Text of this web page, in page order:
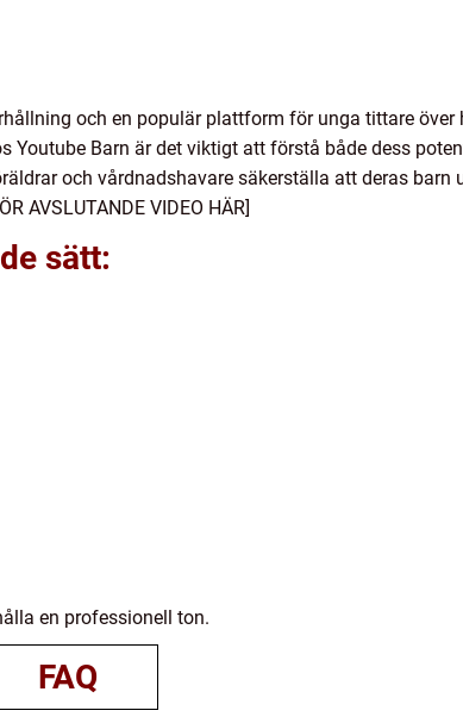
och en populär plattform för unga tittare över
Barn är det viktigt att förstå både dess
och vårdnadshavare säkerställa att deras barn
AVSLUTANDE VIDEO HÄR]
sätt:
en professionell ton.
FAQ